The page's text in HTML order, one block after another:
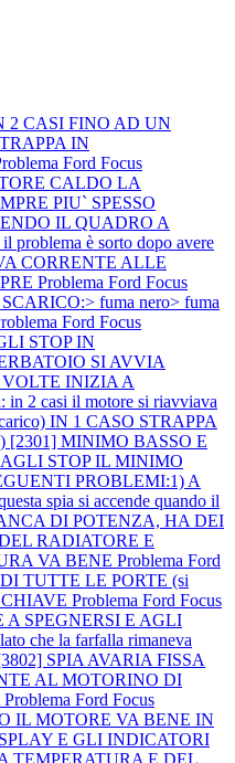
2 CASI FINO AD UN
IN
Ford Focus
CALDO LA
PIU` SPESSO
IL QUADRO A
è sorto dopo avere
CORRENTE ALLE
Problema Ford Focus
fuma nero> fuma
Ford Focus
STOP IN
SI AVVIA
VOLTE INIZIA A
2 casi il motore si riavviava
IN 1 CASO STRAPPA
[2301] MINIMO BASSO E
AGLI STOP IL MINIMO
PROBLEMI:1) A
spia si accende quando il
DI POTENZA, HA DEI
RADIATORE E
VA BENE Problema Ford
TUTTE LE PORTE (si
CHIAVE Problema Ford Focus
SPEGNERSI E AGLI
che la farfalla rimaneva
SPIA AVARIA FISSA
AL MOTORINO DI
Problema Ford Focus
IL MOTORE VA BENE IN
E GLI INDICATORI
TEMPERATURA E DEL